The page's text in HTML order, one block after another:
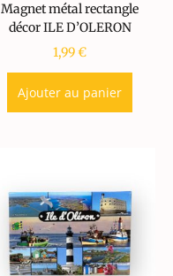
Magnet métal rectangle
décor ILE D’OLERON
1,99€
Ajouter au panier